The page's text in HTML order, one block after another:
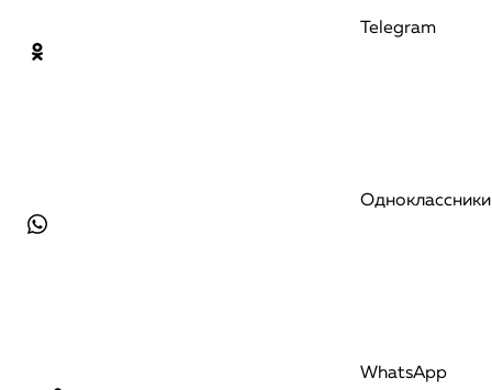
Telegram
Одноклассники
WhatsApp